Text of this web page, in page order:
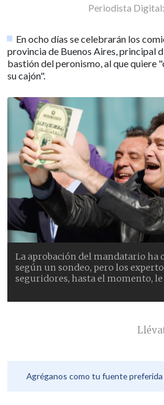
Periodista Digital:
En ocho días se celebrarán los
provincia de Buenos Aires, principal
bastión del peronismo, al que quiere
su cajón".
La aprobación del mandatario ha
según un sondeo, pero los
seguridores, hasta el momento,
Agréganos como tu fuente preferida